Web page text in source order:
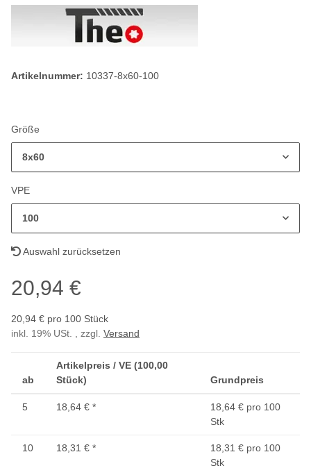
Artikelnummer: 10337-8x60-100
Größe
8x60
VPE
100
Auswahl zurücksetzen
20,94 €
20,94 € pro 100 Stück
inkl. 19% USt. , zzgl. Versand
ab
Artikelpreis / VE (100,00
Stück)
Grundpreis
5 18,64 € *
18,64 € pro 100
Stk
10 18,31 € *
18,31 € pro 100
Stk